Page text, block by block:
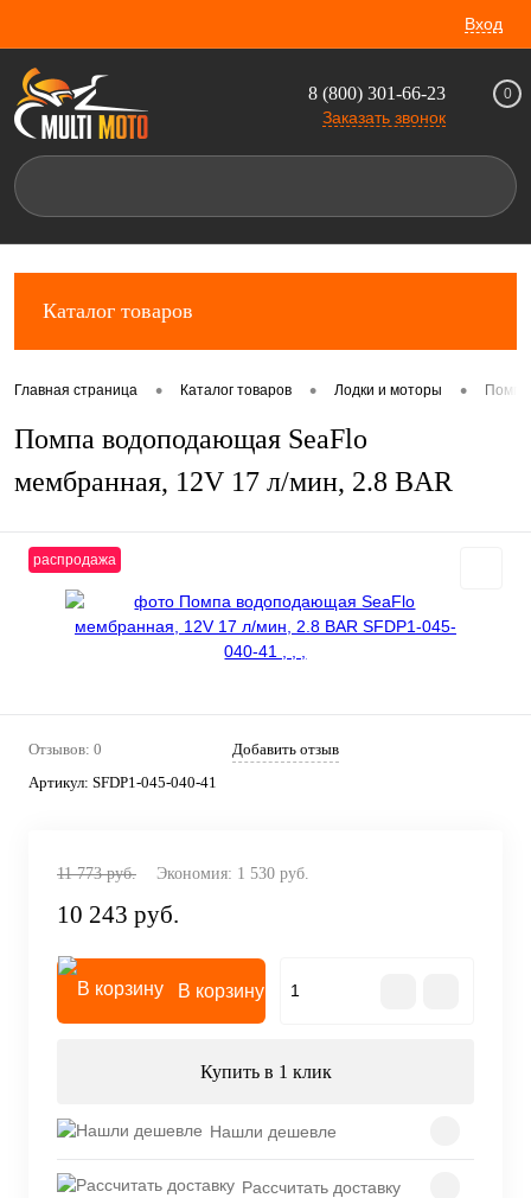
Вход
8 (800) 301-66-23
Заказать звонок
0
Каталог товаров
Главная страница • Каталог товаров • Лодки и моторы • Помпы
Помпа водоподающая SeaFlo
мембранная, 12V 17 л/мин, 2.8 BAR
распродажа
Отзывов: 0
Добавить отзыв
Артикул: SFDP1-045-040-41
11 773 руб. Экономия: 1 530 руб.
10 243 руб.
В корзину
Купить в 1 клик
Нашли дешевле
Рассчитать доставку